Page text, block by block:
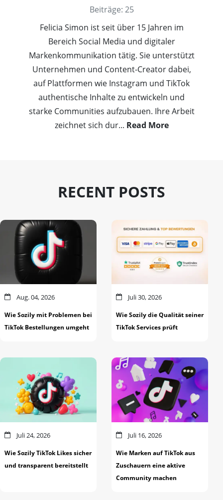
Beiträge: 25
Felicia Simon ist seit über 15 Jahren im
Bereich Social Media und digitaler
Markenkommunikation tätig. Sie unterstützt
Unternehmen und Content-Creator dabei,
auf Plattformen wie Instagram und TikTok
authentische Inhalte zu entwickeln und
starke Communities aufzubauen. Ihre Arbeit
zeichnet sich dur... Read More
RECENT POSTS
Aug. 04, 2026
Wie Sozily mit Problemen bei
TikTok Bestellungen umgeht
Juli 30, 2026
Wie Sozily die Qualität seiner
TikTok Services prüft
Juli 24, 2026
Wie Sozily TikTok Likes sicher
und transparent bereitstellt
Juli 16, 2026
Wie Marken auf TikTok aus
Zuschauern eine aktive
Community machen